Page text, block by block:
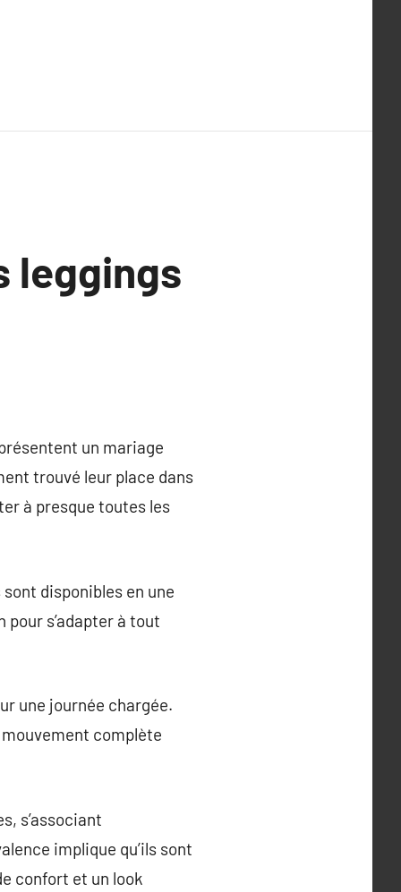
leggings
un mariage
trouvé leur place dans
à presque toutes les
disponibles en une
s’adapter à tout
une journée chargée.
complète
s’associant
implique qu’ils sont
confort et un look